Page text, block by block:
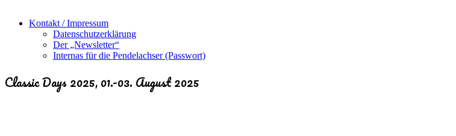
Kontakt / Impressum
Datenschutzerklärung
Der „Newsletter“
Internas für die Pendelachser (Passwort)
Classic Days 2025, 01.-03. August 2025